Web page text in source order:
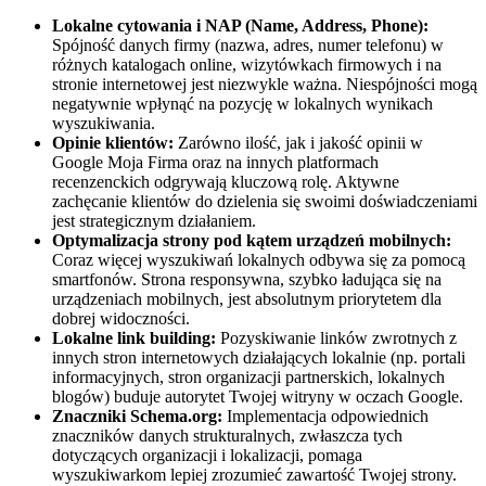
Lokalne cytowania i NAP (Name, Address, Phone):
Spójność danych firmy (nazwa, adres, numer telefonu) w
różnych katalogach online, wizytówkach firmowych i na
stronie internetowej jest niezwykle ważna. Niespójności mogą
negatywnie wpłynąć na pozycję w lokalnych wynikach
wyszukiwania.
Opinie klientów: Zarówno ilość, jak i jakość opinii w
Google Moja Firma oraz na innych platformach
recenzenckich odgrywają kluczową rolę. Aktywne
zachęcanie klientów do dzielenia się swoimi doświadczeniami
jest strategicznym działaniem.
Optymalizacja strony pod kątem urządzeń mobilnych:
Coraz więcej wyszukiwań lokalnych odbywa się za pomocą
smartfonów. Strona responsywna, szybko ładująca się na
urządzeniach mobilnych, jest absolutnym priorytetem dla
dobrej widoczności.
Lokalne link building: Pozyskiwanie linków zwrotnych z
innych stron internetowych działających lokalnie (np. portali
informacyjnych, stron organizacji partnerskich, lokalnych
blogów) buduje autorytet Twojej witryny w oczach Google.
Znaczniki Schema.org: Implementacja odpowiednich
znaczników danych strukturalnych, zwłaszcza tych
dotyczących organizacji i lokalizacji, pomaga
wyszukiwarkom lepiej zrozumieć zawartość Twojej strony.